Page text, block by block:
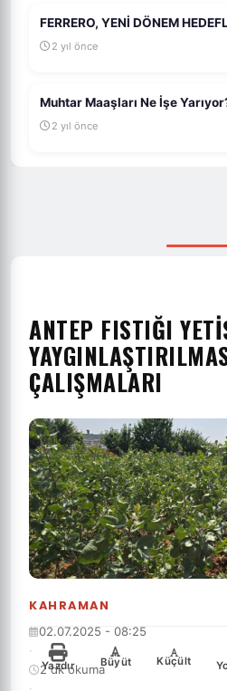
FERRERO, YENİ DÖNEM
2 yıl önce
Muhtar Maaşları Ne İşe
2 yıl önce
KAHRAMAN
ANTEP FISTIĞI
ÇALIŞMALARI
02.07.2025 - 08:25
·
2 dk okuma
Yazdır
+
Büyüt
-
Küçült